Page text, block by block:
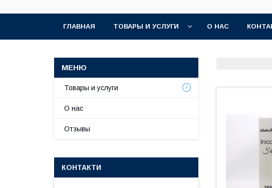
ГЛАВНАЯ ТОВАРЫ И УСЛУГИ О НАС
Товары и услуги
О нас
Отзывы
КОНТАКТИ